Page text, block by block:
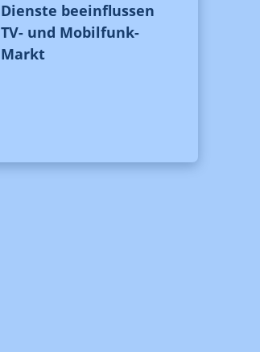
Dienste beeinflussen
TV- und Mobilfunk-
Markt